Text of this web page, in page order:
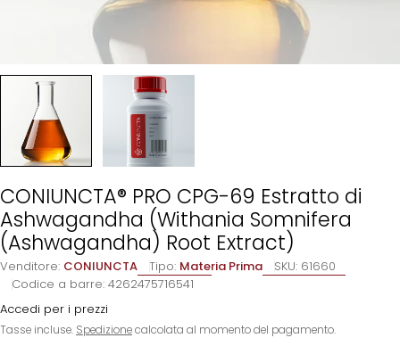
CONIUNCTA® PRO CPG-69 Estratto di
Ashwagandha (Withania Somnifera
(Ashwagandha) Root Extract)
Venditore: CONIUNCTA Tipo: Materia Prima SKU: 61660
Codice a barre: 4262475716541
Accedi per i prezzi
Tasse incluse. Spedizionecalcolata al momento del pagamento.